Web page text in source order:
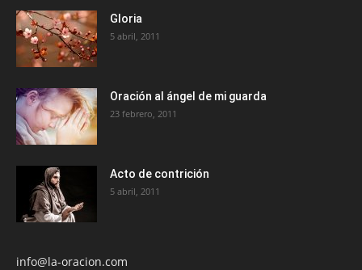
Gloria
5 abril, 2011
Oración al ángel de mi guarda
23 febrero, 2011
Acto de contrición
5 abril, 2011
info@la-oracion.com